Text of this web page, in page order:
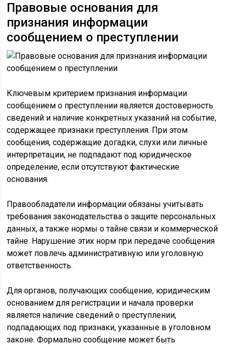
Правовые основания для
признания информации
сообщением о преступлении
Ключевым критерием признания информации
сообщением о преступлении является достоверность
сведений и наличие конкретных указаний на событие,
содержащее признаки преступления. При этом
сообщения, содержащие догадки, слухи или личные
интерпретации, не подпадают под юридическое
определение, если отсутствуют фактические
основания.
Правообладатели информации обязаны учитывать
требования законодательства о защите персональных
данных, а также нормы о тайне связи и коммерческой
тайне. Нарушение этих норм при передаче сообщения
может повлечь административную или уголовную
ответственность.
Для органов, получающих сообщение, юридическим
основанием для регистрации и начала проверки
является наличие сведений о преступлении,
подпадающих под признаки, указанные в уголовном
законе. Формально сообщение может быть